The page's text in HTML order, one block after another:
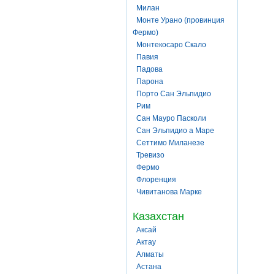
Милан
Монте Урано (провинция
Фермо)
Монтекосаро Скало
Павия
Падова
Парона
Порто Сан Эльпидио
Рим
Сан Мауро Пасколи
Сан Эльпидио а Маре
Сеттимо Миланезе
Тревизо
Фермо
Флоренция
Чивитанова Марке
Казахстан
Аксай
Актау
Алматы
Астана